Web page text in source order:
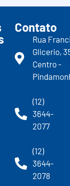
Contato
Rua
Glicerio,
Centro -
(12)
3644-
2077
(12)
3644-
2078